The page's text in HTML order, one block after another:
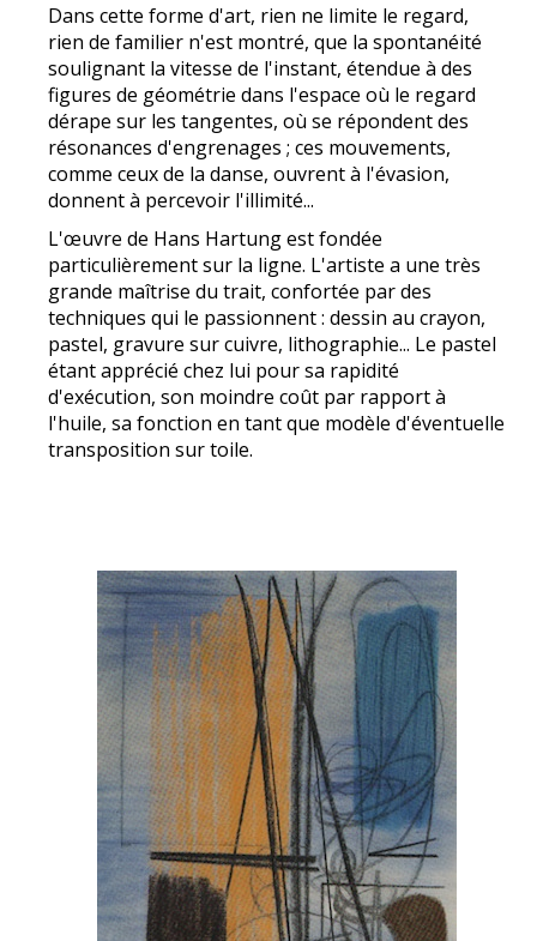
Dans cette forme d'art, rien ne limite le regard,
rien de familier n'est montré, que la spontanéité
soulignant la vitesse de l'instant, étendue à des
figures de géométrie dans l'espace où le regard
dérape sur les tangentes, où se répondent des
résonances d'engrenages ; ces mouvements,
comme ceux de la danse, ouvrent à l'évasion,
donnent à percevoir l'illimité...
L'œuvre de Hans Hartung est fondée
particulièrement sur la ligne. L'artiste a une très
grande maîtrise du trait, confortée par des
techniques qui le passionnent : dessin au crayon,
pastel, gravure sur cuivre, lithographie... Le pastel
étant apprécié chez lui pour sa rapidité
d'exécution, son moindre coût par rapport à
l'huile, sa fonction en tant que modèle d'éventuelle
transposition sur toile.